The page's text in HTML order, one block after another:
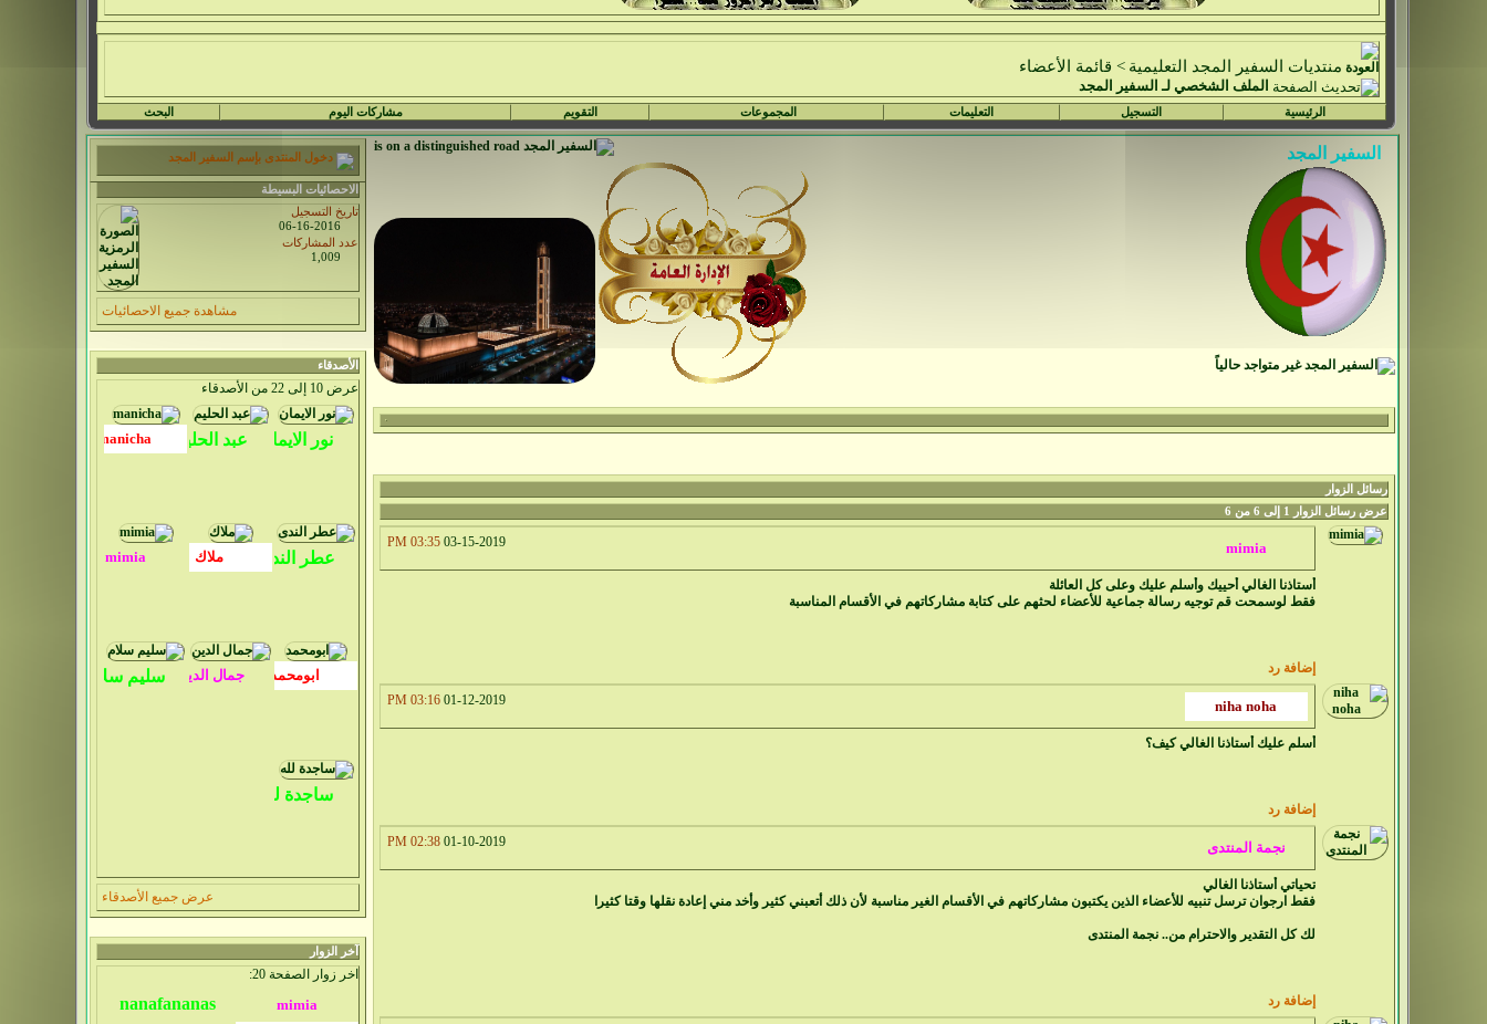
منتديات السفير المجد التعليمية > قائمة الأعضاء
الملف الشخصي لـ السفير المجد
الرئيسية التسجيل التعليمات المجموعات التقويم مشاركات اليوم البحث
رسائل الزوار
عرض رسائل الزوار 1 إلى
6 من 6
03-15-2019
03:35 PM
أستاذنا الغالي أحييك وأسلم عليك وعلى كل العائلة
فقط لوسمحت قم توجيه رسالة جماعية للأعضاء لحثهم على كتابة مشاركاتهم في الأقسام المناسبة
إضافة رد
01-12-2019
03:16 PM
أسلم عليك أستاذنا الغالي كيف؟
إضافة رد
01-10-2019
02:38 PM
تحياتي أستاذنا الغالي
فقط ارجوان ترسل تنبيه للأعضاء الذين يكتبون مشاركاتهم في الأقسام الغير مناسبة لأن ذلك أتعبني كثير وأخد مني إعادة نقلها وقتا كثيرا
لك كل التقدير والاحترام من.. نجمة المنتدى
إضافة رد
دخول المنتدى بإسم السفير المجد
الاحصائيات البسيطة
تاريخ التسجيل
06-16-2016
عدد المشاركات
1,009
مشاهدة جميع الاحصائيات
الأصدقاء
عرض 10 إلى 22 من الأصدقاء
عرض جميع الأصدقاء
آخر الزوار
اخر زوار الصفحة 20: